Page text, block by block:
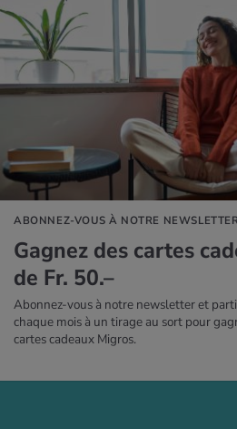
ABONNEZ-VOUS À NOTRE
Gagnez des cartes
de Fr. 50.–
Abonnez-vous à notre newsletter et
chaque mois à un tirage au sort pour
cartes cadeaux Migros.
PLUS